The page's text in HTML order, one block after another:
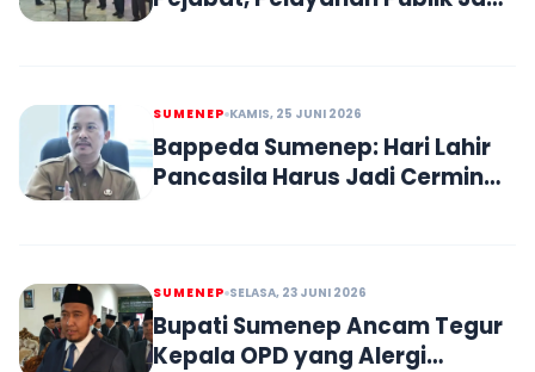
SUMENEP KAMIS, 25 JUNI 2026
Bappeda Sumenep: Hari Lahir
Pancasila Harus Jadi Cermin
SUMENEP SELASA, 23 JUNI 2026
Bupati Sumenep Ancam Tegur
Kepala OPD yang Alergi